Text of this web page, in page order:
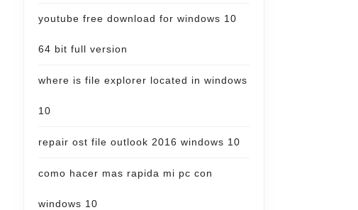
youtube free download for windows 10
64 bit full version
where is file explorer located in windows
10
repair ost file outlook 2016 windows 10
como hacer mas rapida mi pc con
windows 10